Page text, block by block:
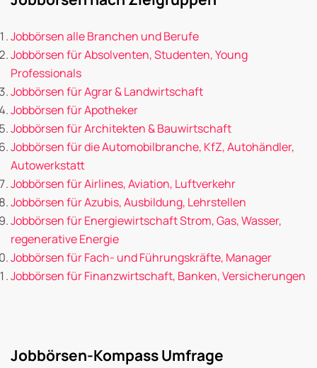
Jobbörsen alle Branchen und Berufe
Jobbörsen für Absolventen, Studenten, Young
Professionals
Jobbörsen für Agrar & Landwirtschaft
Jobbörsen für Apotheker
Jobbörsen für Architekten & Bauwirtschaft
Jobbörsen für die Automobilbranche, KfZ, Autohändler,
Autowerkstatt
Jobbörsen für Airlines, Aviation, Luftverkehr
Jobbörsen für Azubis, Ausbildung, Lehrstellen
Jobbörsen für Energiewirtschaft Strom, Gas, Wasser,
regenerative Energie
Jobbörsen für Fach- und Führungskräfte, Manager
Jobbörsen für Finanzwirtschaft, Banken, Versicherungen
Jobbörsen-Kompass Umfrage